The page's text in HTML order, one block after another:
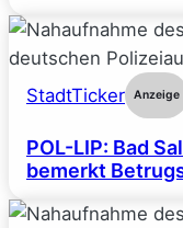
StadtTicker Anzeige
POL-LIP: Bad
bemerkt